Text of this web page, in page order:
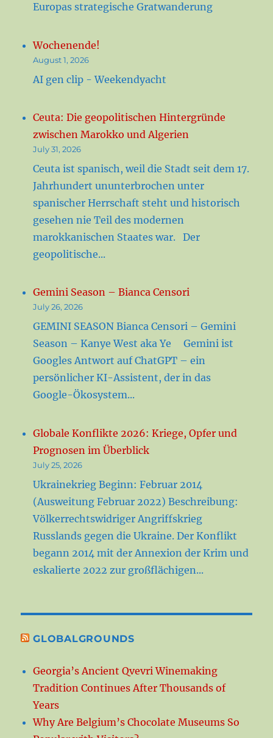
Europas strategische Gratwanderung
Wochenende!
August 1, 2026
AI gen clip - Weekendyacht
Ceuta: Die geopolitischen Hintergründe
zwischen Marokko und Algerien
July 31, 2026
Ceuta ist spanisch, weil die Stadt seit dem 17.
Jahrhundert ununterbrochen unter
spanischer Herrschaft steht und historisch
gesehen nie Teil des modernen
marokkanischen Staates war. Der
geopolitische...
Gemini Season – Bianca Censori
July 26, 2026
GEMINI SEASON Bianca Censori – Gemini
Season – Kanye West aka Ye Gemini ist
Googles Antwort auf ChatGPT – ein
persönlicher KI-Assistent, der in das
Google-Ökosystem...
Globale Konflikte 2026: Kriege, Opfer und
Prognosen im Überblick
July 25, 2026
Ukrainekrieg Beginn: Februar 2014
(Ausweitung Februar 2022) Beschreibung:
Völkerrechtswidriger Angriffskrieg
Russlands gegen die Ukraine. Der Konflikt
begann 2014 mit der Annexion der Krim und
eskalierte 2022 zur großflächigen...
GLOBALGROUNDS
Georgia’s Ancient Qvevri Winemaking
Tradition Continues After Thousands of
Years
Why Are Belgium’s Chocolate Museums So